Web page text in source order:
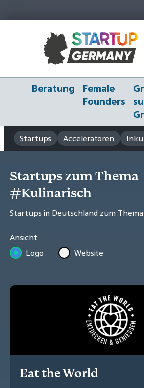
Beratung
Female
Founders
Startups Acceleratoren
Startups zum Thema
#Kulinarisch
Startups in Deutschland zum
Ansicht
Logo
Website
Eat the World